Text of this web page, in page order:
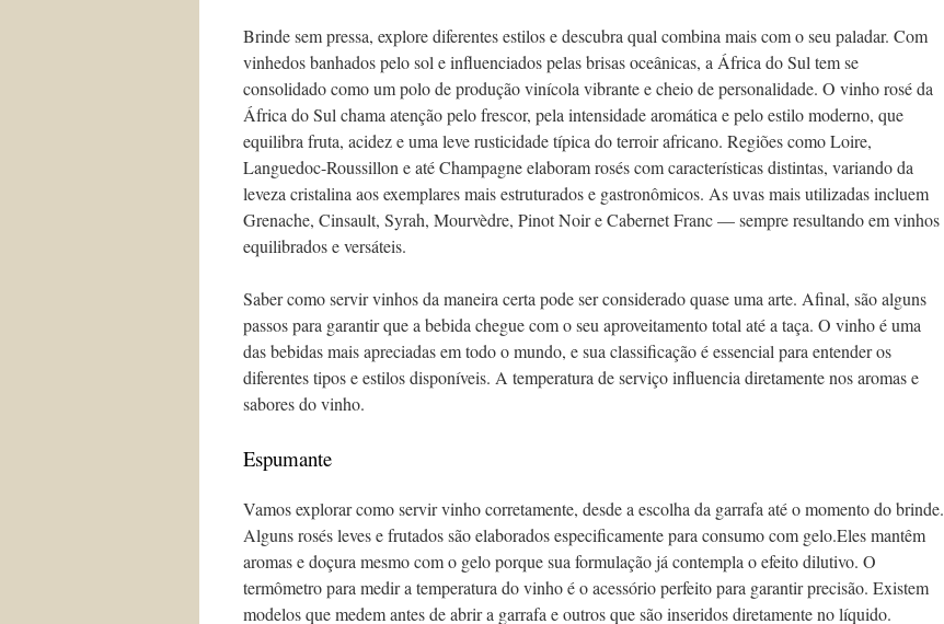
Brinde sem pressa, explore diferentes estilos e descubra qual combina mais com o seu paladar. Com
vinhedos banhados pelo sol e influenciados pelas brisas oceânicas, a África do Sul tem se
consolidado como um polo de produção vinícola vibrante e cheio de personalidade. O vinho rosé da
África do Sul chama atenção pelo frescor, pela intensidade aromática e pelo estilo moderno, que
equilibra fruta, acidez e uma leve rusticidade típica do terroir africano. Regiões como Loire,
Languedoc-Roussillon e até Champagne elaboram rosés com características distintas, variando da
leveza cristalina aos exemplares mais estruturados e gastronômicos. As uvas mais utilizadas incluem
Grenache, Cinsault, Syrah, Mourvèdre, Pinot Noir e Cabernet Franc — sempre resultando em vinhos
equilibrados e versáteis.
Saber como servir vinhos da maneira certa pode ser considerado quase uma arte. Afinal, são alguns
passos para garantir que a bebida chegue com o seu aproveitamento total até a taça. O vinho é uma
das bebidas mais apreciadas em todo o mundo, e sua classificação é essencial para entender os
diferentes tipos e estilos disponíveis. A temperatura de serviço influencia diretamente nos aromas e
sabores do vinho.
Espumante
Vamos explorar como servir vinho corretamente, desde a escolha da garrafa até o momento do brinde.
Alguns rosés leves e frutados são elaborados especificamente para consumo com gelo.Eles mantêm
aromas e doçura mesmo com o gelo porque sua formulação já contempla o efeito dilutivo. O
termômetro para medir a temperatura do vinho é o acessório perfeito para garantir precisão. Existem
modelos que medem antes de abrir a garrafa e outros que são inseridos diretamente no líquido.